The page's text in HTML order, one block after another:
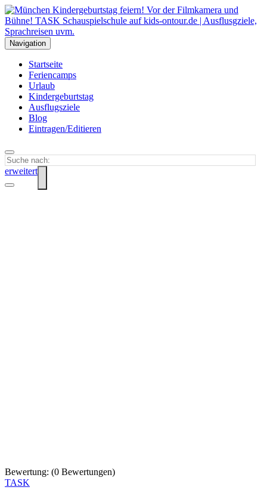
Navigation
Startseite
Feriencamps
Urlaub
Kindergeburtstag
Ausflugsziele
Blog
Eintragen/Editieren
erweitert
Bewertung: (0 Bewertungen)
TASK